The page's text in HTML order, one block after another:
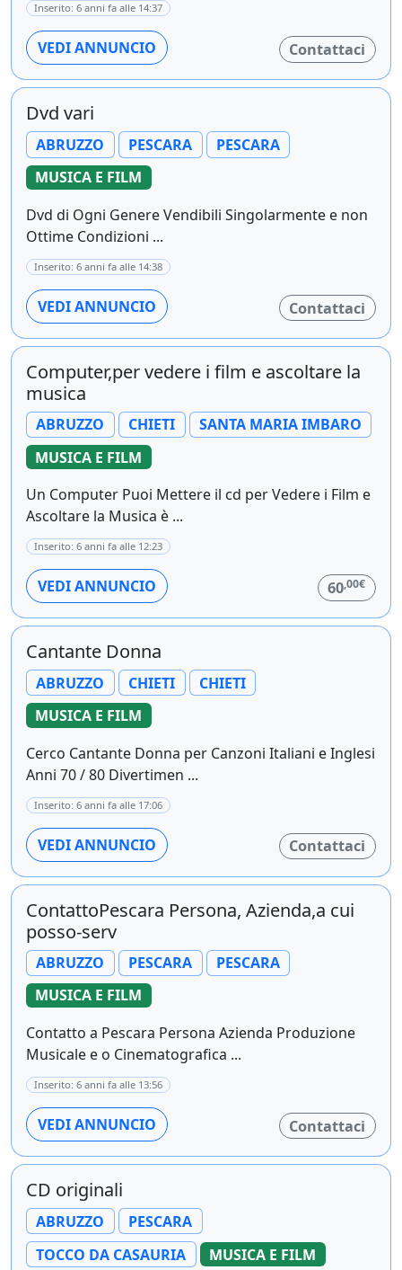
Inserito: 6 anni fa alle 14:37
VEDI ANNUNCIO Contattaci
Dvd vari
ABRUZZO PESCARA
PESCARA
MUSICA E FILM
Dvd di Ogni Genere Vendibili Singolarmente e non
Ottime Condizioni ...
Inserito: 6 anni fa alle 14:38
VEDI ANNUNCIO Contattaci
Computer,per vedere i film e ascoltare la
musica
ABRUZZO CHIETI
SANTA MARIA IMBARO
MUSICA E FILM
Un Computer Puoi Mettere il cd per Vedere i Film e
Ascoltare la Musica è ...
Inserito: 6 anni fa alle 12:23
VEDI ANNUNCIO 60,00€
Cantante Donna
ABRUZZO CHIETI
CHIETI
MUSICA E FILM
Cerco Cantante Donna per Canzoni Italiani e Inglesi
Anni 70 / 80 Divertimen ...
Inserito: 6 anni fa alle 17:06
VEDI ANNUNCIO Contattaci
ContattoPescara Persona, Azienda,a cui
posso-serv
ABRUZZO PESCARA
PESCARA
MUSICA E FILM
Contatto a Pescara Persona Azienda Produzione
Musicale e o Cinematografica ...
Inserito: 6 anni fa alle 13:56
VEDI ANNUNCIO Contattaci
CD originali
ABRUZZO
PESCARA
TOCCO DA CASAURIA
MUSICA E FILM